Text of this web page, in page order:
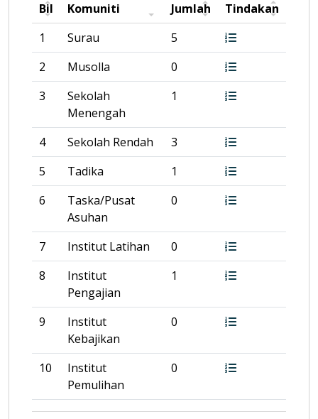
Bil
Komuniti
Jumlah
Tindakan
1
Surau
5
2
Musolla
0
3
Sekolah
Menengah
1
4 Sekolah Rendah
3
5
Tadika
1
6
Taska/Pusat
Asuhan
0
7 Institut Latihan
0
8
Institut
Pengajian
1
9
Institut
Kebajikan
0
10
Institut
Pemulihan
0